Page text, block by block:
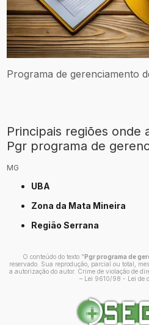
Programa de gerenciamento
Principais regiões onde
Pgr programa de
MG
UBA
Zona da Mata Mineira
Região Serrana
O conteúdo do texto "Pgr programa de
reservado. Sua reprodução, parcial ou total,
a autorização do autor. Crime de violação de
– Lei 9610/98 - Lei de